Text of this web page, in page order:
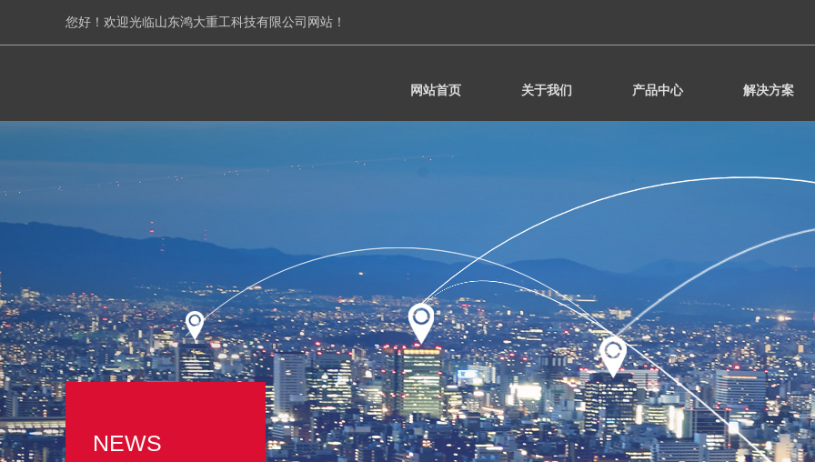
您好！欢迎光临山东鸿大重工科技有限公司网站！
网站首页 关于我们 产品中心 解决方案
NEWS